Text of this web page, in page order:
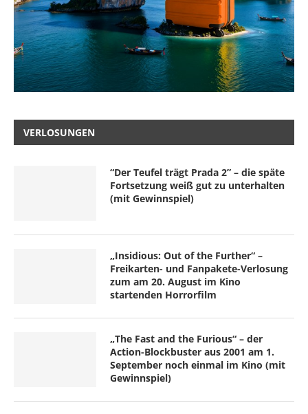
VERLOSUNGEN
“Der Teufel trägt Prada 2” – die späte
Fortsetzung weiß gut zu unterhalten
(mit Gewinnspiel)
„Insidious: Out of the Further“ –
Freikarten- und Fanpakete-Verlosung
zum am 20. August im Kino
startenden Horrorfilm
„The Fast and the Furious“ – der
Action-Blockbuster aus 2001 am 1.
September noch einmal im Kino (mit
Gewinnspiel)